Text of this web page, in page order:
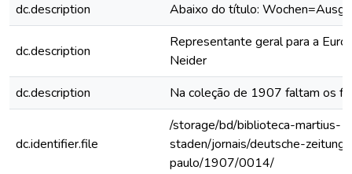
dc.description
Abaixo do título:
dc.description
Representante geral para a
Neider
dc.description
Na coleção de 1907 faltam os
dc.identifier.file
/storage/bd/biblioteca-martius-
staden/jornais/deutsche-
paulo/1907/0014/